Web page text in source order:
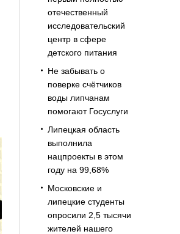
отечественный
исследовательский
центр в сфере
детского питания
Не забывать о
поверке счётчиков
воды липчанам
помогают Госуслуги
Липецкая область
выполнила
нацпроекты в этом
году на 99,68%
Московские и
липецкие студенты
опросили 2,5 тысячи
жителей нашего